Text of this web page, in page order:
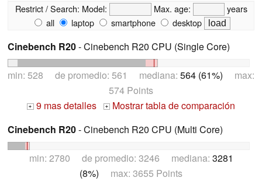
Restrict / Search: Model: Max. age:
years
all
laptop smartphone desktop
Cinebench R20- Cinebench R20 CPU (Single Core)
min: 528 de promedio: 561 mediana: 564 (61%) max:
574 Points
+ 9 mas detalles +
Mostrar tabla de comparación
Cinebench R20- Cinebench R20 CPU (Multi Core)
min: 2780 de promedio: 3246 mediana: 3281
(8%) max: 3655 Points